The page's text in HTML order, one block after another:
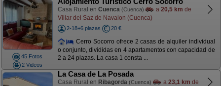
45 Fotos
2 Videos
Casa Rural en Cuenca (Cuenca) a 20,5 km de
Villar del Saz de Navalon (Cuenca)
2-18+6 plazas 20 €
Cerro Socorro ofrece 2 casas de alquiler individual
o conjunto, divididas en 4 apartamentos con capacidad de
2 a 24 plazas. La casa 1 consta ...
La Casa de La Posada
Casa Rural en Ribagorda (Cuenca) a 23,1 km de